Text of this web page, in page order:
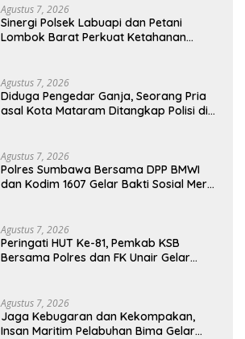
Agustus 7, 2026
Sinergi Polsek Labuapi dan Petani
Lombok Barat Perkuat Ketahanan
Agustus 7, 2026
Diduga Pengedar Ganja, Seorang Pria
asal Kota Mataram Ditangkap Polisi di
Agustus 7, 2026
Polres Sumbawa Bersama DPP BMWI
dan Kodim 1607 Gelar Bakti Sosial Merah
Agustus 7, 2026
Peringati HUT Ke-81, Pemkab KSB
Bersama Polres dan FK Unair Gelar
Agustus 7, 2026
Jaga Kebugaran dan Kekompakan,
Insan Maritim Pelabuhan Bima Gelar